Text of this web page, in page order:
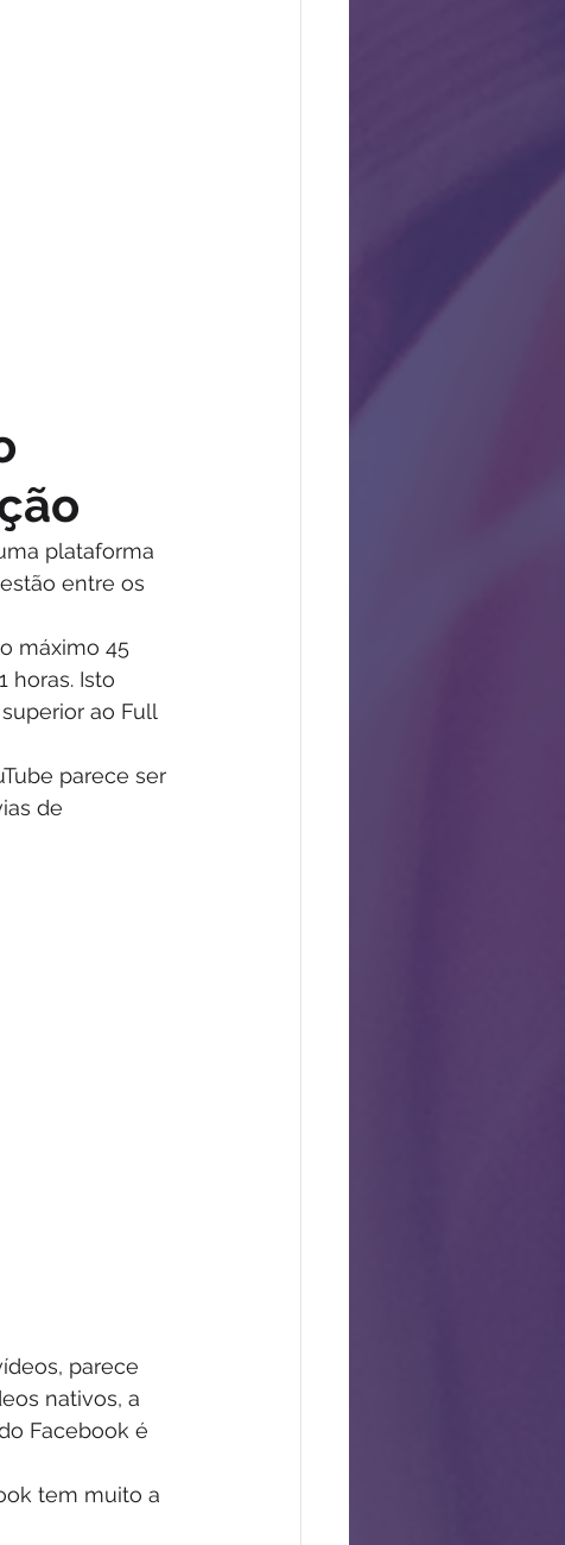
plataforma
entre os
máximo 45
horas. Isto
ao Full
parece ser
de
parece
nativos, a
Facebook é
tem muito a